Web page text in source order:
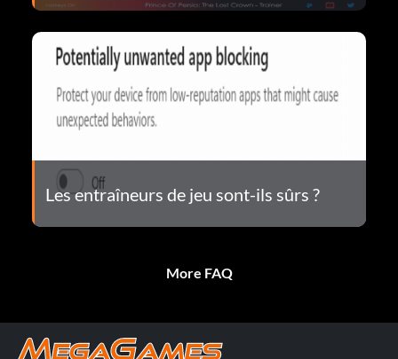
Les entraîneurs de jeu sont-ils sûrs ?
More FAQ